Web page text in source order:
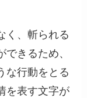
く、斬られる
きるため、
な行動をとる
を表す文字が